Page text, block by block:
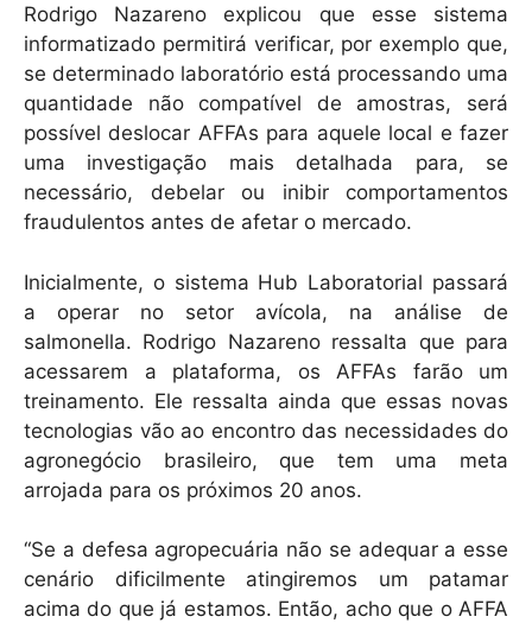
Rodrigo Nazareno explicou que esse sistema
informatizado permitirá verificar, por exemplo que,
se determinado laboratório está processando uma
quantidade não compatível de amostras, será
possível deslocar AFFAs para aquele local e fazer
uma investigação mais detalhada para, se
necessário, debelar ou inibir comportamentos
fraudulentos antes de afetar o mercado.
Inicialmente, o sistema Hub Laboratorial passará
a operar no setor avícola, na análise de
salmonella. Rodrigo Nazareno ressalta que para
acessarem a plataforma, os AFFAs farão um
treinamento. Ele ressalta ainda que essas novas
tecnologias vão ao encontro das necessidades do
agronegócio brasileiro, que tem uma meta
arrojada para os próximos 20 anos.
“Se a defesa agropecuária não se adequar a esse
cenário dificilmente atingiremos um patamar
acima do que já estamos. Então, acho que o AFFA